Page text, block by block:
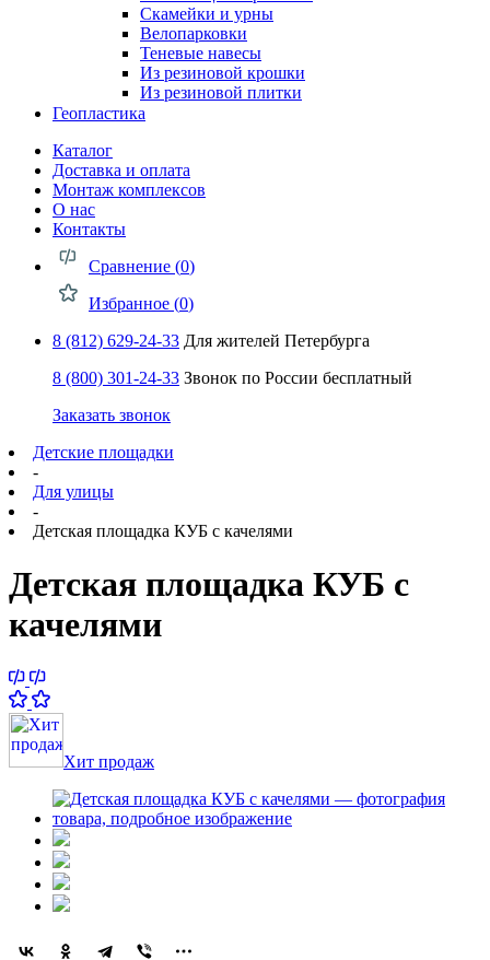
Скамейки и урны
Велопарковки
Теневые навесы
Из резиновой крошки
Из резиновой плитки
Геопластика
Каталог
Доставка и оплата
Монтаж комплексов
О нас
Контакты
Сравнение (0)
Избранное (0)
8 (812) 629-24-33 Для жителей Петербурга
8 (800) 301-24-33 Звонок по России бесплатный
Заказать звонок
Детские площадки
-
Для улицы
-
Детская площадка КУБ с качелями
Детская площадка КУБ с
качелями
Хит продаж